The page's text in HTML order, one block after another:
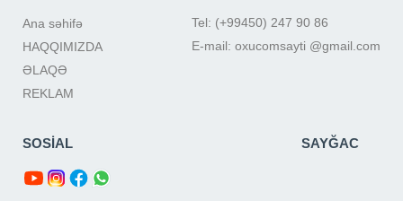
Ana səhifə
HAQQIMIZDA
ƏLAQƏ
REKLAM
Tel: (+99450) 247 90 86
E-mail: oxucomsayti @gmail.com
SOSİAL SAYĞAC